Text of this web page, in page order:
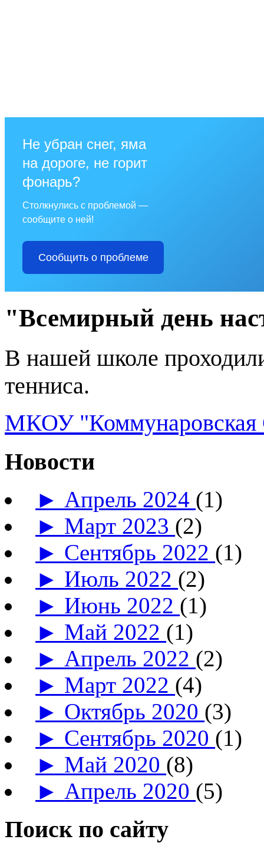
Не убран снег, яма
на дороге, не горит
фонарь?
Столкнулись с проблемой —
сообщите о ней!
Сообщить о проблеме
"Всемирный день
В нашей школе
тенниса.
МКОУ
Новости
► Апрель 2024 (1)
► Март 2023 (2)
► Сентябрь 2022 (1)
► Июль 2022 (2)
► Июнь 2022 (1)
► Май 2022 (1)
► Апрель 2022 (2)
► Март 2022 (4)
► Октябрь 2020 (3)
► Сентябрь 2020 (1)
► Май 2020 (8)
► Апрель 2020 (5)
Поиск по сайту